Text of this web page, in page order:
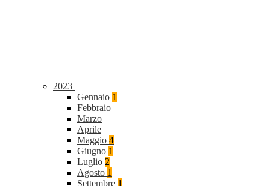
2023
Gennaio 1
Febbraio
Marzo
Aprile
Maggio 4
Giugno 1
Luglio 2
Agosto 1
Settembre 1